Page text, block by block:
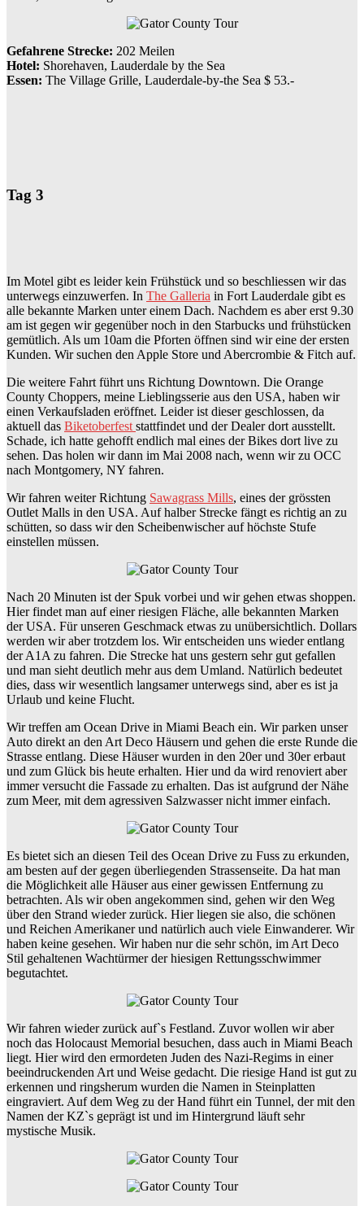
Gefahrene Strecke: 202 Meilen
Hotel: Shorehaven, Lauderdale by the Sea
Essen: The Village Grille, Lauderdale-by-the Sea $ 53.-
Tag 3
Im Motel gibt es leider kein Frühstück und so beschliessen wir das
unterwegs einzuwerfen. In The Galleria in Fort Lauderdale gibt es
alle bekannte Marken unter einem Dach. Nachdem es aber erst 9.30
am ist gegen wir gegenüber noch in den Starbucks und frühstücken
gemütlich. Als um 10am die Pforten öffnen sind wir eine der ersten
Kunden. Wir suchen den Apple Store und Abercrombie & Fitch auf.
Die weitere Fahrt führt uns Richtung Downtown. Die Orange
County Choppers, meine Lieblingsserie aus den USA, haben wir
einen Verkaufsladen eröffnet. Leider ist dieser geschlossen, da
aktuell das Biketoberfeststattfindet und der Dealer dort ausstellt.
Schade, ich hatte gehofft endlich mal eines der Bikes dort live zu
sehen. Das holen wir dann im Mai 2008 nach, wenn wir zu OCC
nach Montgomery, NY fahren.
Wir fahren weiter Richtung Sawagrass Mills, eines der grössten
Outlet Malls in den USA. Auf halber Strecke fängt es richtig an zu
schütten, so dass wir den Scheibenwischer auf höchste Stufe
einstellen müssen.
Nach 20 Minuten ist der Spuk vorbei und wir gehen etwas shoppen.
Hier findet man auf einer riesigen Fläche, alle bekannten Marken
der USA. Für unseren Geschmack etwas zu unübersichtlich. Dollars
werden wir aber trotzdem los. Wir entscheiden uns wieder entlang
der A1A zu fahren. Die Strecke hat uns gestern sehr gut gefallen
und man sieht deutlich mehr aus dem Umland. Natürlich bedeutet
dies, dass wir wesentlich langsamer unterwegs sind, aber es ist ja
Urlaub und keine Flucht.
Wir treffen am Ocean Drive in Miami Beach ein. Wir parken unser
Auto direkt an den Art Deco Häusern und gehen die erste Runde die
Strasse entlang. Diese Häuser wurden in den 20er und 30er erbaut
und zum Glück bis heute erhalten. Hier und da wird renoviert aber
immer versucht die Fassade zu erhalten. Das ist aufgrund der Nähe
zum Meer, mit dem agressiven Salzwasser nicht immer einfach.
Es bietet sich an diesen Teil des Ocean Drive zu Fuss zu erkunden,
am besten auf der gegen überliegenden Strassenseite. Da hat man
die Möglichkeit alle Häuser aus einer gewissen Entfernung zu
betrachten. Als wir oben angekommen sind, gehen wir den Weg
über den Strand wieder zurück. Hier liegen sie also, die schönen
und Reichen Amerikaner und natürlich auch viele Einwanderer. Wir
haben keine gesehen. Wir haben nur die sehr schön, im Art Deco
Stil gehaltenen Wachtürmer der hiesigen Rettungsschwimmer
begutachtet.
Wir fahren wieder zurück auf`s Festland. Zuvor wollen wir aber
noch das Holocaust Memorial besuchen, dass auch in Miami Beach
liegt. Hier wird den ermordeten Juden des Nazi-Regims in einer
beeindruckenden Art und Weise gedacht. Die riesige Hand ist gut zu
erkennen und ringsherum wurden die Namen in Steinplatten
eingraviert. Auf dem Weg zu der Hand führt ein Tunnel, der mit den
Namen der KZ`s geprägt ist und im Hintergrund läuft sehr
mystische Musik.